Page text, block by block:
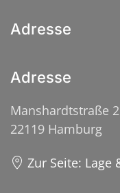
Adresse
Adresse
Manshardtstraße 2
22119 Hamburg
Zur Seite: Lage